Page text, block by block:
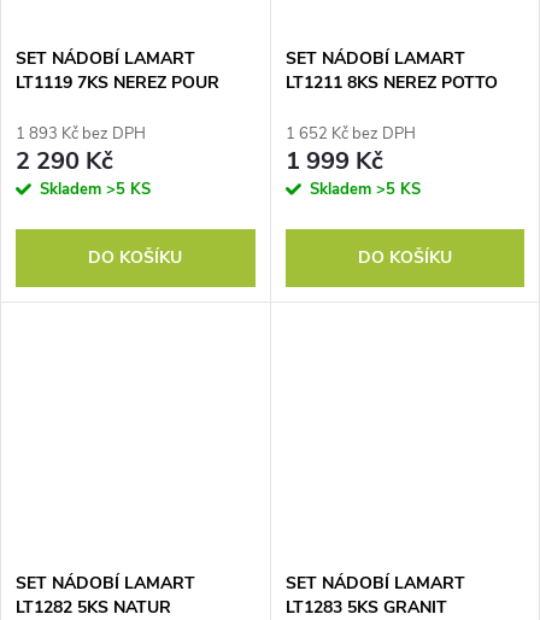
SET NÁDOBÍ LAMART
LT1119 7KS NEREZ POUR
1 893 Kč bez DPH
2 290 Kč
Skladem >5 KS
DO KOŠÍKU
SET NÁDOBÍ LAMART
LT1211 8KS NEREZ POTTO
1 652 Kč bez DPH
1 999 Kč
Skladem >5 KS
DO KOŠÍKU
SET NÁDOBÍ LAMART
LT1282 5KS NATUR
SET NÁDOBÍ LAMART
LT1283 5KS GRANIT